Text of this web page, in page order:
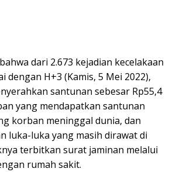
dari 2.673 kejadian kecelakaan
dengan H+3 (Kamis, 5 Mei 2022),
santunan sebesar Rp55,4
yang mendapatkan santunan
korban meninggal dunia, dan
luka-luka yang masih dirawat di
terbitkan surat jaminan melalui
rumah sakit.